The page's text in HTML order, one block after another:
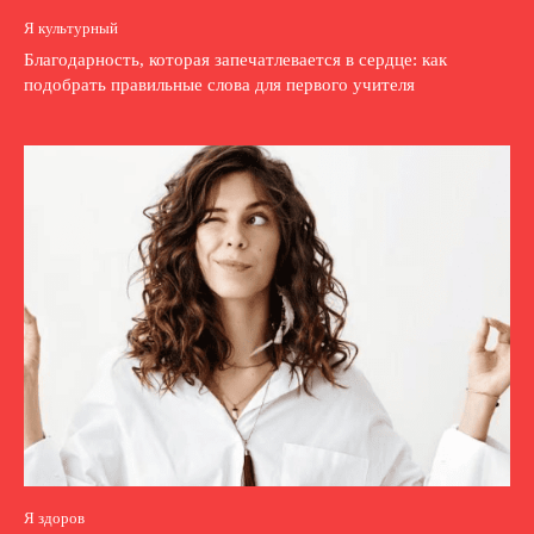
Я культурный
Благодарность, которая запечатлевается в сердце: как
подобрать правильные слова для первого учителя
Я здоров